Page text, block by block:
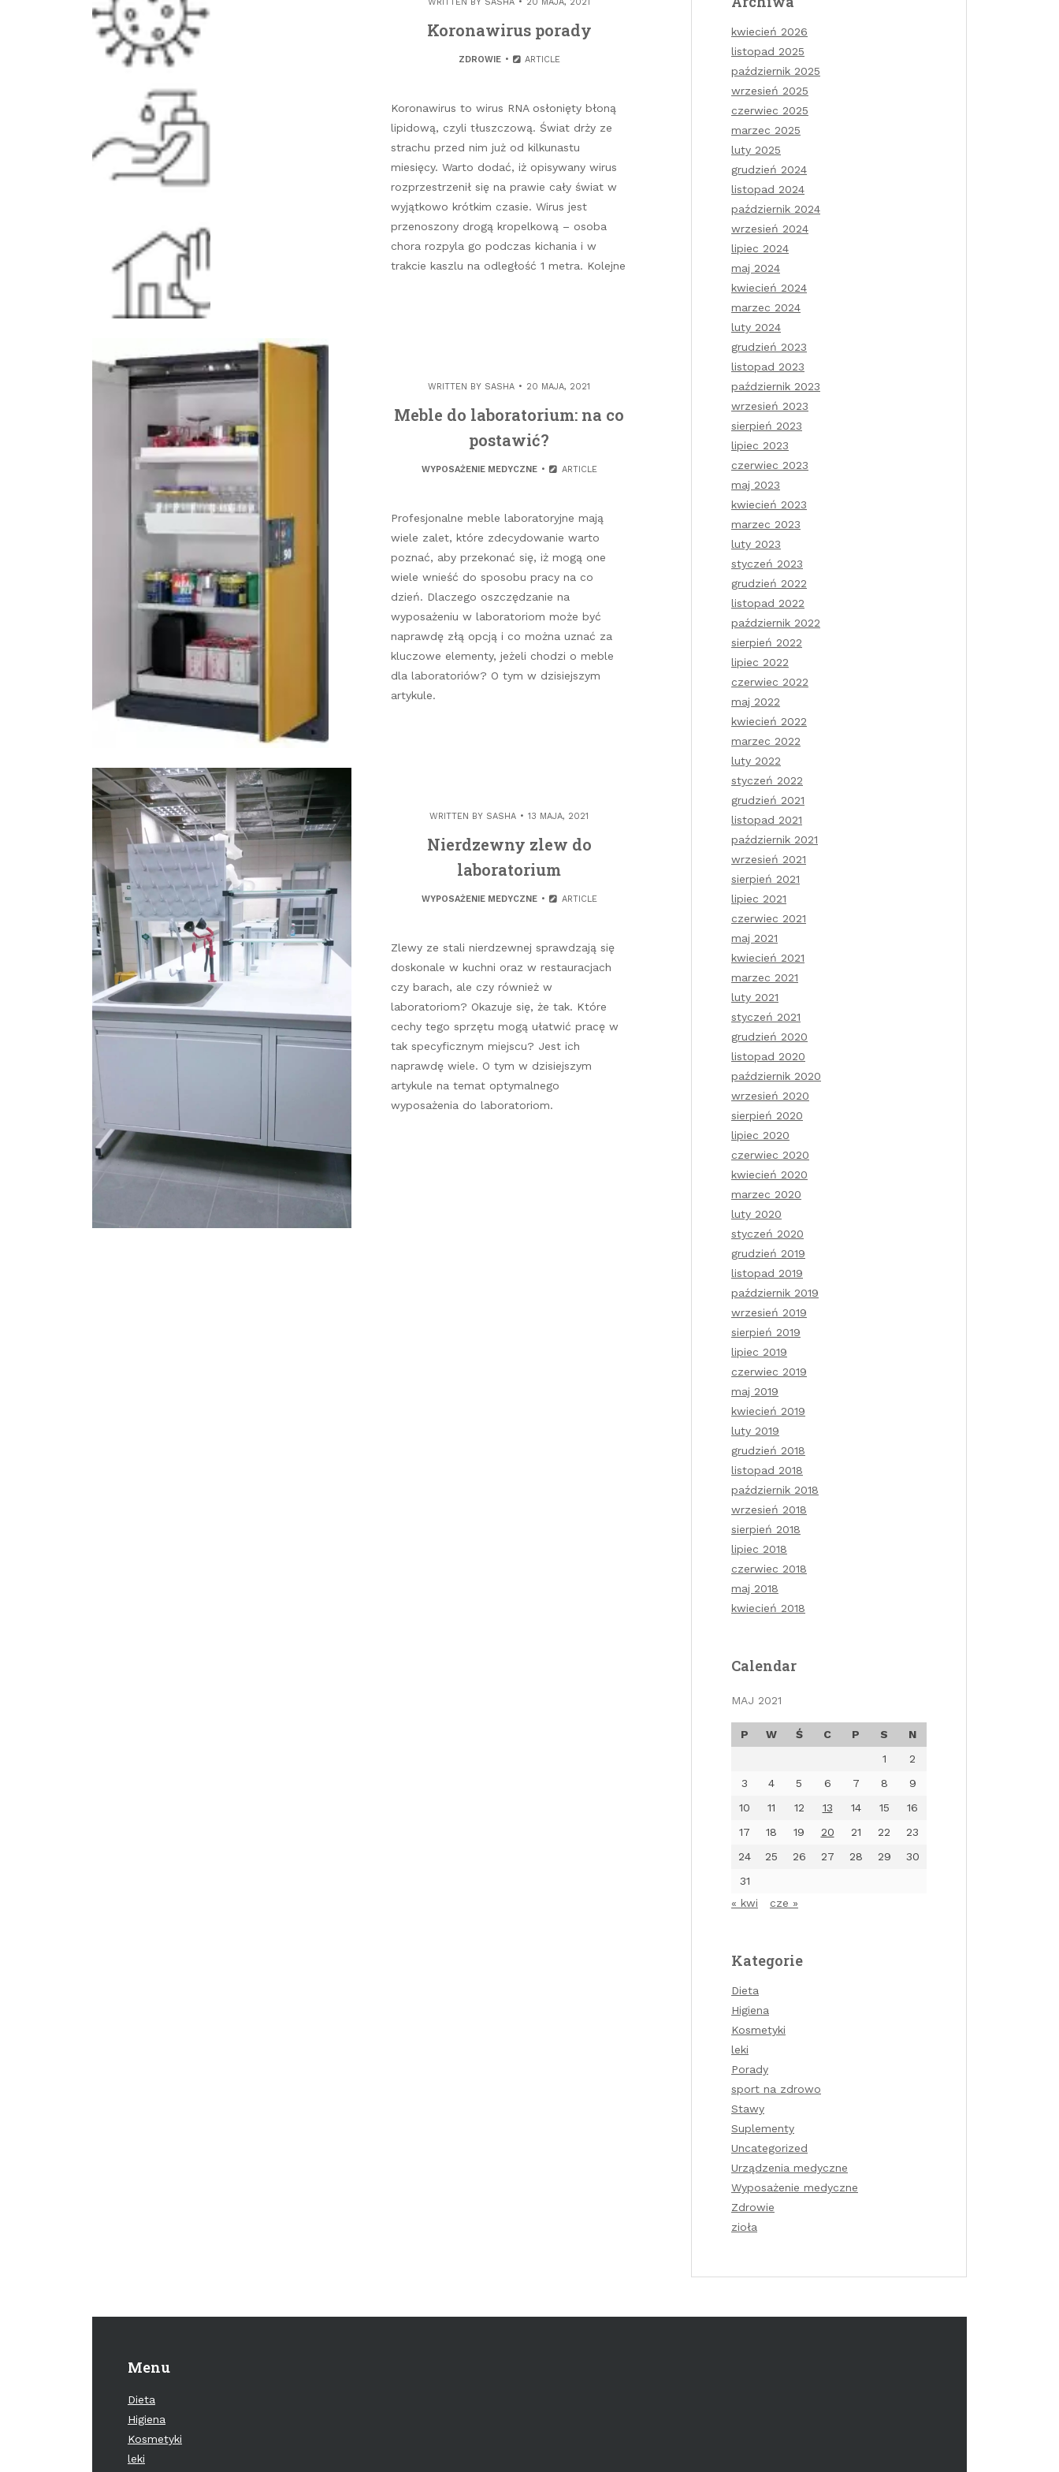
Koronawirus porady
ZDROWIE ARTICLE
Koronawirus to wirus RNA osłonięty błoną
lipidową, czyli tłuszczową. Świat drży ze
strachu przed nim już od kilkunastu
miesięcy. Warto dodać, iż opisywany wirus
rozprzestrzenił się na prawie cały świat w
wyjątkowo krótkim czasie. Wirus jest
przenoszony drogą kropelkową – osoba
chora rozpyla go podczas kichania i w
trakcie kaszlu na odległość 1 metra. Kolejne
WRITTEN BY SASHA 20 MAJA, 2021
Meble do laboratorium: na co
postawić?
WYPOSAŻENIE MEDYCZNE ARTICLE
Profesjonalne meble laboratoryjne mają
wiele zalet, które zdecydowanie warto
poznać, aby przekonać się, iż mogą one
wiele wnieść do sposobu pracy na co
dzień. Dlaczego oszczędzanie na
wyposażeniu w laboratoriom może być
naprawdę złą opcją i co można uznać za
kluczowe elementy, jeżeli chodzi o meble
dla laboratoriów? O tym w dzisiejszym
artykule.
WRITTEN BY SASHA 13 MAJA, 2021
Nierdzewny zlew do
laboratorium
WYPOSAŻENIE MEDYCZNE ARTICLE
Zlewy ze stali nierdzewnej sprawdzają się
doskonale w kuchni oraz w restauracjach
czy barach, ale czy również w
laboratoriom? Okazuje się, że tak. Które
cechy tego sprzętu mogą ułatwić pracę w
tak specyficznym miejscu? Jest ich
naprawdę wiele. O tym w dzisiejszym
artykule na temat optymalnego
wyposażenia do laboratoriom.
kwiecień 2026
listopad 2025
październik 2025
wrzesień 2025
czerwiec 2025
marzec 2025
luty 2025
grudzień 2024
listopad 2024
październik 2024
wrzesień 2024
lipiec 2024
maj 2024
kwiecień 2024
marzec 2024
luty 2024
grudzień 2023
listopad 2023
październik 2023
wrzesień 2023
sierpień 2023
lipiec 2023
czerwiec 2023
maj 2023
kwiecień 2023
marzec 2023
luty 2023
styczeń 2023
grudzień 2022
listopad 2022
październik 2022
sierpień 2022
lipiec 2022
czerwiec 2022
maj 2022
kwiecień 2022
marzec 2022
luty 2022
styczeń 2022
grudzień 2021
listopad 2021
październik 2021
wrzesień 2021
sierpień 2021
lipiec 2021
czerwiec 2021
maj 2021
kwiecień 2021
marzec 2021
luty 2021
styczeń 2021
grudzień 2020
listopad 2020
październik 2020
wrzesień 2020
sierpień 2020
lipiec 2020
czerwiec 2020
kwiecień 2020
marzec 2020
luty 2020
styczeń 2020
grudzień 2019
listopad 2019
październik 2019
wrzesień 2019
sierpień 2019
lipiec 2019
czerwiec 2019
maj 2019
kwiecień 2019
luty 2019
grudzień 2018
listopad 2018
październik 2018
wrzesień 2018
sierpień 2018
lipiec 2018
czerwiec 2018
maj 2018
kwiecień 2018
Calendar
MAJ 2021
P W Ś C P S
N
1
2
3
4 5 6 7 8
9
10
11 12 13 14 15
16
17
18 19 20 21 22
23
24
25 26 27 28 29
30
31
« kwi
cze »
Kategorie
Dieta
Higiena
Kosmetyki
leki
Porady
sport na zdrowo
Stawy
Suplementy
Uncategorized
Urządzenia medyczne
Wyposażenie medyczne
Zdrowie
zioła
Menu
Dieta
Higiena
Kosmetyki
leki